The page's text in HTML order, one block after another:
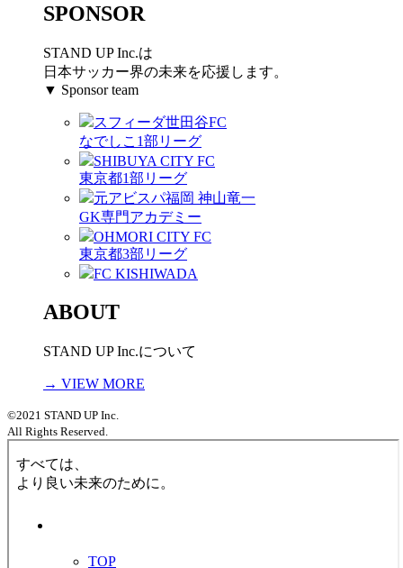
SPONSOR
STAND UP Inc.は
日本サッカー界の未来を応援します。
▼ Sponsor team
スフィーダ世田谷FC
なでしこ1部リーグ
SHIBUYA CITY FC
東京都1部リーグ
元アビスパ福岡 神山竜一
GK専門アカデミー
OHMORI CITY FC
東京都3部リーグ
FC KISHIWADA
ABOUT
STAND UP Inc.について
→ VIEW MORE
©2021 STAND UP Inc.
All Rights Reserved.